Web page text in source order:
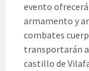
evento
armamento y
combates
transportarán
castillo de